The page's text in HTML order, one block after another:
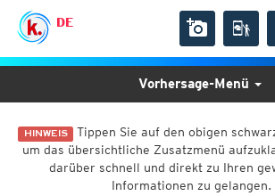
DE
HINWEIS Tippen Sie auf den obigen
um das übersichtliche Zusatzmenü
darüber schnell und direkt zu Ihren
Informationen zu gelangen.
Vorhersage-Menü